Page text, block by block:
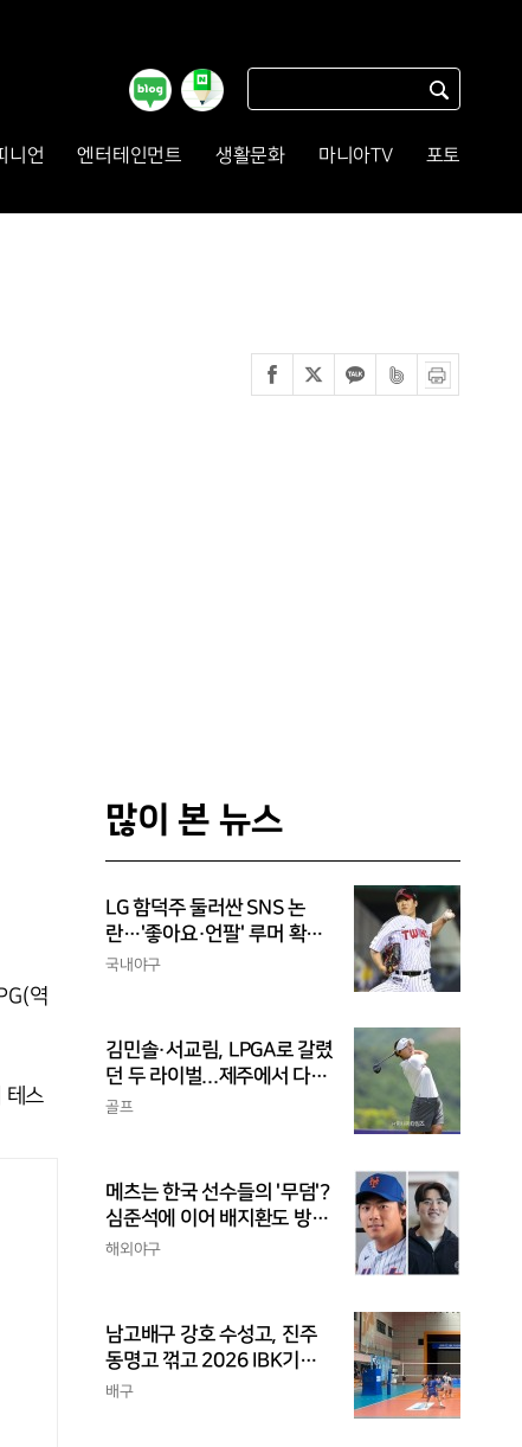
니언 엔터테인먼트 생활문화 마니아TV 포토
역
테스
많이 본 뉴스
LG 함덕주 둘러싼 SNS 논
란…'좋아요·언팔' 루머 확산,
과거의 아픔까지 소환됐다
국내야구
김민솔·서교림, LPGA로 갈렸
던 두 라이벌...제주에서 다시
만난다
골프
메츠는 한국 선수들의 '무덤'?
심준석에 이어 배지환도 방
출...심준석은 이미 귀국, 배
해외야구
남고배구 강호 수성고, 진주
동명고 꺾고 2026 IBK기업
은행배 전국중고배구대회 4
배구